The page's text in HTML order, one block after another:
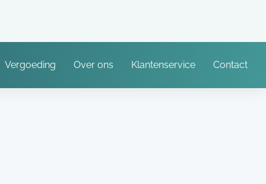
Vergoeding Over ons Klantenservice Contact